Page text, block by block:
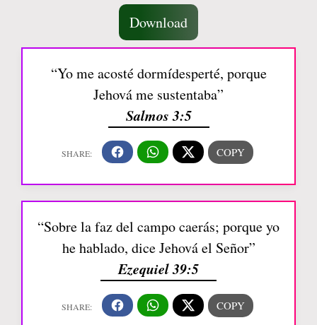
Download
“Yo me acosté dormídesperté, porque
Jehová me sustentaba”
Salmos 3:5
“Sobre la faz del campo caerás; porque yo
he hablado, dice Jehová el Señor”
Ezequiel 39:5